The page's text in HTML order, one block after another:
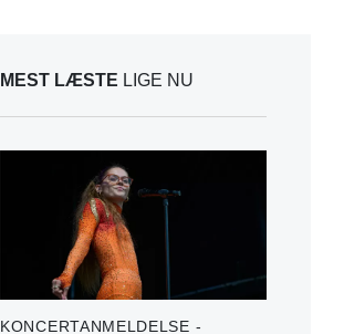
MEST LÆSTE LIGE NU
KONCERTANMELDELSE -